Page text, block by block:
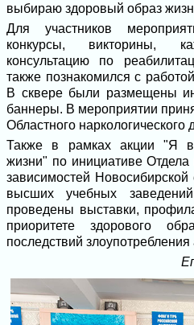
выбираю здоровый образ
Для участников
конкурсы, викторины,
консультацию по
также познакомился с
В сквере были размещены
баннеры. В мероприятии
Областного наркологического
Также в рамках акции "Я
жизни" по инициативе
зависимостей
высших учебных
проведены выставки,
приоритете здорового
последствий злоупотребления